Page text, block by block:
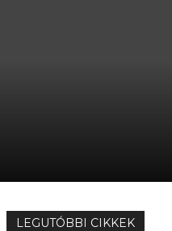
LEGUTÓBBI CIKKEK